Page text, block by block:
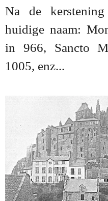
Na de
huidige naam:
in 966, Sancto
1005, enz...